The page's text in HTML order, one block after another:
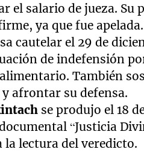
el salario de jueza. Su
ya que fue apelada.
cautelar el 29 de
de indefensión
También
afrontar su defensa.
se produjo el 18
“Justicia
la lectura del veredicto.